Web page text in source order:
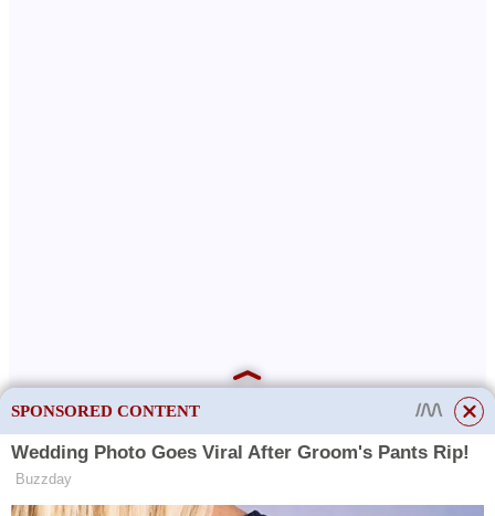
This site uses cookies to store data. By continuing to use the site, you consent
SPONSORED CONTENT